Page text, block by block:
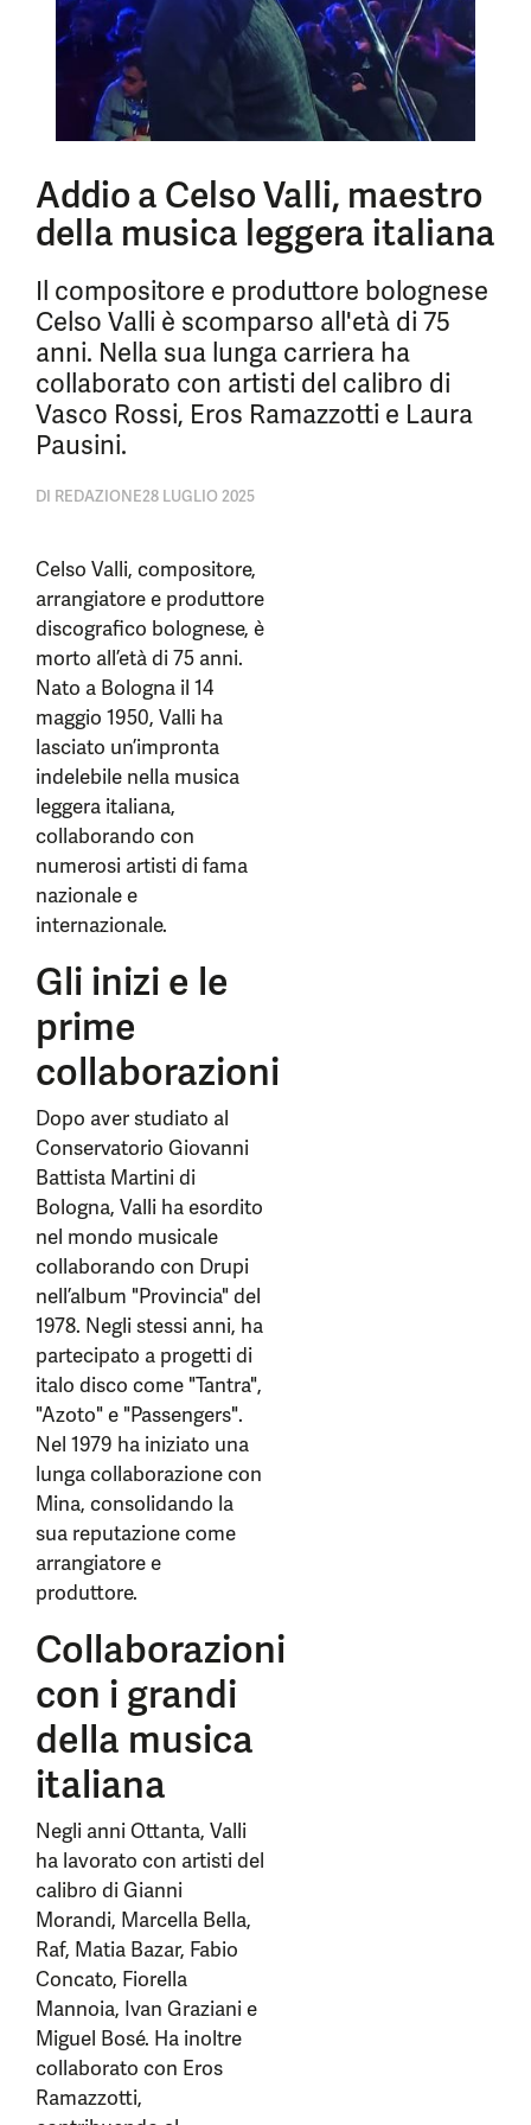
Addio a Celso Valli, maestro
della musica leggera italiana
Il compositore e produttore bolognese
Celso Valli è scomparso all'età di 75
anni. Nella sua lunga carriera ha
collaborato con artisti del calibro di
Vasco Rossi, Eros Ramazzotti e Laura
Pausini.
DI REDAZIONE28 LUGLIO 2025
Celso Valli, compositore,
arrangiatore e produttore
discografico bolognese, è
morto all’età di 75 anni.
Nato a Bologna il 14
maggio 1950, Valli ha
lasciato un’impronta
indelebile nella musica
leggera italiana,
collaborando con
numerosi artisti di fama
nazionale e
internazionale.
Gli inizi e le
prime
collaborazioni
Dopo aver studiato al
Conservatorio Giovanni
Battista Martini di
Bologna, Valli ha esordito
nel mondo musicale
collaborando con Drupi
nell’album "Provincia" del
1978. Negli stessi anni, ha
partecipato a progetti di
italo disco come "Tantra",
"Azoto" e "Passengers".
Nel 1979 ha iniziato una
lunga collaborazione con
Mina, consolidando la
sua reputazione come
arrangiatore e
produttore.
Collaborazioni
con i grandi
della musica
italiana
Negli anni Ottanta, Valli
ha lavorato con artisti del
calibro di Gianni
Morandi, Marcella Bella,
Raf, Matia Bazar, Fabio
Concato, Fiorella
Mannoia, Ivan Graziani e
Miguel Bosé. Ha inoltre
collaborato con Eros
Ramazzotti,